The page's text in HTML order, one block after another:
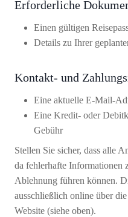
Erforderliche
Einen gültigen
Details zu Ihrer
Kontakt- und
Eine aktuelle E-Mail-
Eine Kredit- oder
Gebühr
Stellen Sie sicher, dass alle
da fehlerhafte Informationen
Ablehnung führen können.
ausschließlich online über
Website (siehe oben).